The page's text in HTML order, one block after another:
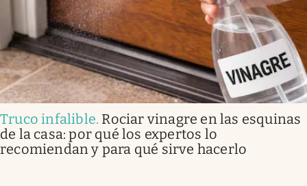
Truco infalible. Rociar vinagre en las esquinas
de la casa: por qué los expertos lo
recomiendan y para qué sirve hacerlo